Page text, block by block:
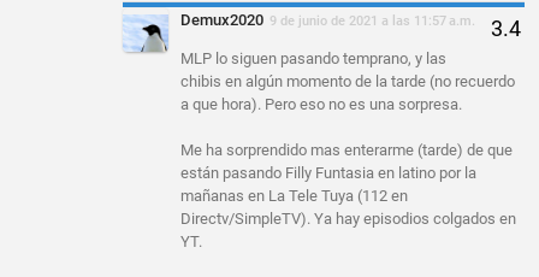
Demux2020 9 de junio de 2021 a las 11:57 a.m.
MLP lo siguen pasando temprano, y las
chibis en algún momento de la tarde (no recuerdo
a que hora). Pero eso no es una sorpresa.
Me ha sorprendido mas enterarme (tarde) de que
están pasando Filly Funtasia en latino por la
mañanas en La Tele Tuya (112 en
Directv/SimpleTV). Ya hay episodios colgados en
YT.